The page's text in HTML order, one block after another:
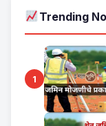
Trending
1